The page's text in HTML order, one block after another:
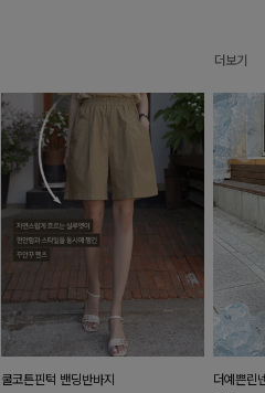
더보기
쿨코튼핀턱 밴딩반바지
더예쁜린